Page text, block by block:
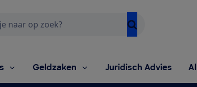
Geldzaken Juridisch Advies